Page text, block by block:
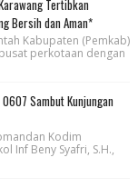
Tertibkan
Bersih dan Aman*
Kabupaten (Pemkab)
perkotaan dengan
Sambut Kunjungan
Kodim
Inf Beny Syafri, S.H.,